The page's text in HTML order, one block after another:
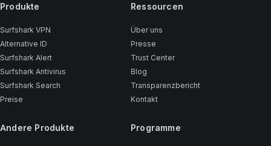
Produkte
Surfshark VPN
Alternative ID
Surfshark Alert
Surfshark Antivirus
Surfshark Search
Preise
Andere Produkte
Ressourcen
Über uns
Presse
Trust Center
Blog
Transparenzbericht
Kontakt
Programme